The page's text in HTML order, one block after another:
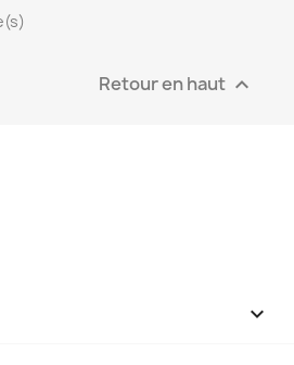
Retour en haut 
